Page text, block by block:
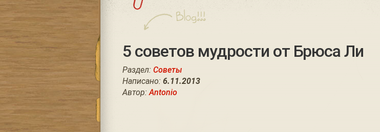
5 советов мудрости от Брюса Ли
Раздел: Советы
Написано: 6.11.2013
Автор:Antonio